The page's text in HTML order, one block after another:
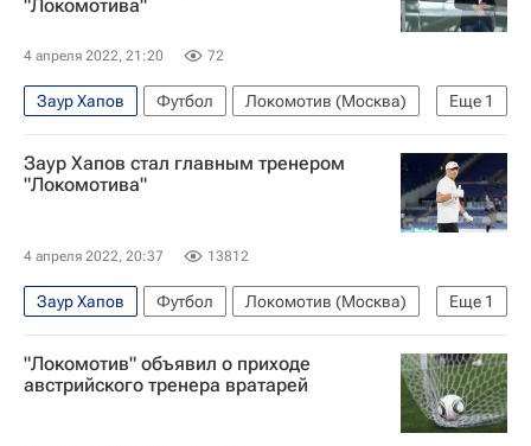
"Локомотива"
4 апреля 2022, 21:20 72
Еще 1
Заур Хапов Футбол
Локомотив (Москва)
Томас Цорн
Заур Хапов стал главным тренером
"Локомотива"
4 апреля 2022, 20:37 13812
Еще 1
Заур Хапов Футбол
Локомотив (Москва)
Марвин Комппер
"Локомотив" объявил о приходе
австрийского тренера вратарей